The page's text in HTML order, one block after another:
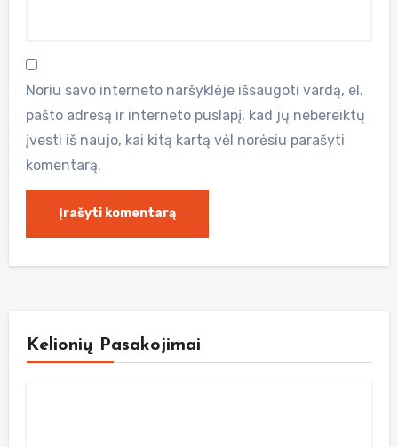
Noriu savo interneto naršyklėje išsaugoti vardą, el.
pašto adresą ir interneto puslapį, kad jų nebereiktų
įvesti iš naujo, kai kitą kartą vėl norėsiu parašyti
komentarą.
Kelionių Pasakojimai